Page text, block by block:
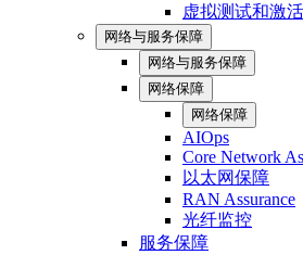
虚拟测试和激活
网络与服务保障
网络与服务保障
网络保障
网络保障
AIOps
Core Network
以太网保障
RAN Assurance
光纤监控
服务保障